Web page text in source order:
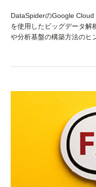
DataSpiderのGoogle Cloud
を使用したビッグデータ解
や分析基盤の構築方法のヒ